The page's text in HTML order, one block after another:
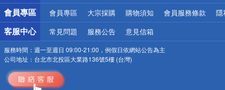
會員專區 會員專區 大宗採購 購物須知 會員服務條款 隱
客服中心 常見問題 服務公告 意見信箱
服務時間： 週一至週日 09:00-21:00，例假日依網站公告為主
公司地址： 台北市北投區大業路136號5樓 (台灣)